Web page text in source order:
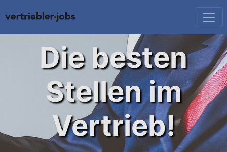
Die besten
Stellen im
Vertrieb!